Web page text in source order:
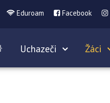
Eduroam Facebook
Uchazeči Žáci